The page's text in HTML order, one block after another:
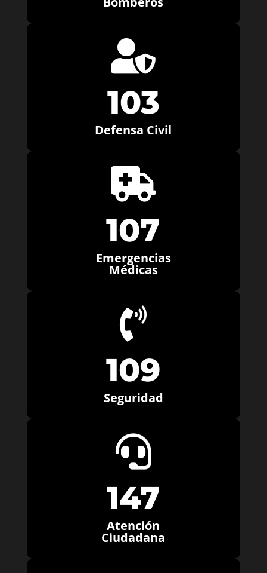

103
Defensa Civil

107
Emergencias
Médicas

109
Seguridad

147
Atención
Ciudadana